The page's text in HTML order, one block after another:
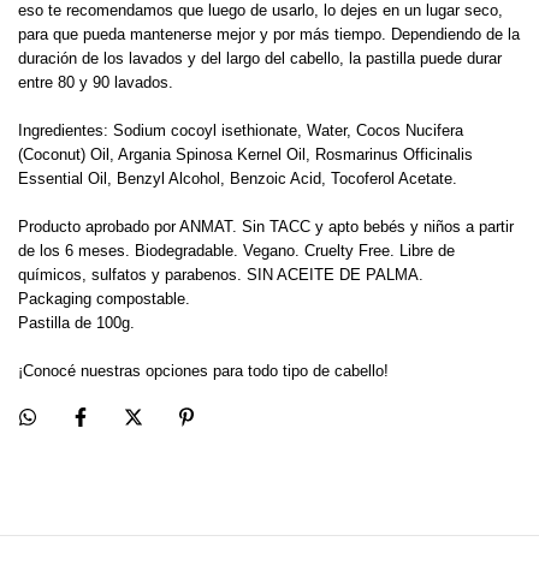
eso te recomendamos que luego de usarlo, lo dejes en un lugar seco,
para que pueda mantenerse mejor y por más tiempo. Dependiendo de la
duración de los lavados y del largo del cabello, la pastilla puede durar
entre 80 y 90 lavados.
Ingredientes: Sodium cocoyl isethionate, Water, Cocos Nucifera
(Coconut) Oil, Argania Spinosa Kernel Oil, Rosmarinus Officinalis
Essential Oil, Benzyl Alcohol, Benzoic Acid, Tocoferol Acetate.
Producto aprobado por ANMAT. Sin TACC y apto bebés y niños a partir
de los 6 meses. Biodegradable. Vegano. Cruelty Free. Libre de
químicos, sulfatos y parabenos. SIN ACEITE DE PALMA.
Packaging compostable.
Pastilla de 100g.
¡Conocé nuestras opciones para todo tipo de cabello!